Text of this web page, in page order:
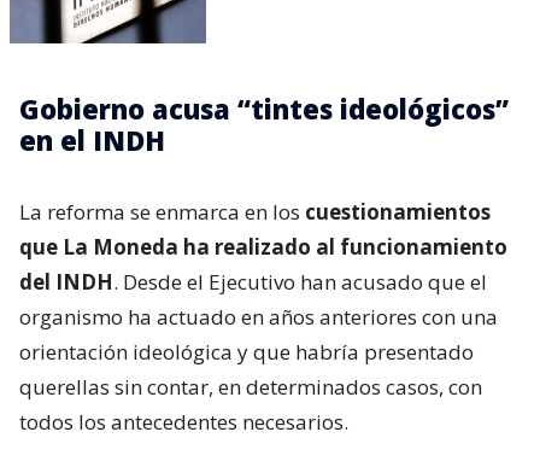
Gobierno acusa “tintes ideológicos”
en el INDH
La reforma se enmarca en los cuestionamientos
que La Moneda ha realizado al funcionamiento
del INDH. Desde el Ejecutivo han acusado que el
organismo ha actuado en años anteriores con una
orientación ideológica y que habría presentado
querellas sin contar, en determinados casos, con
todos los antecedentes necesarios.